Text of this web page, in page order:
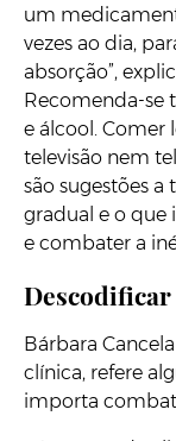
um
vezes ao dia,
absorção”,
Recomenda-se
e álcool. Comer
televisão nem
são sugestões
gradual e o
e combater a
Bárbara
clínica, refere
importa